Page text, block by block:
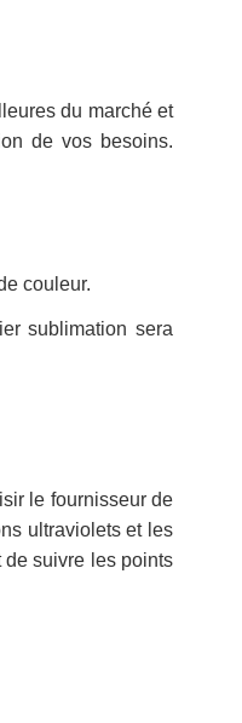
du marché et
de vos besoins.
couleur.
sublimation sera
le fournisseur de
ultraviolets et les
de suivre les points